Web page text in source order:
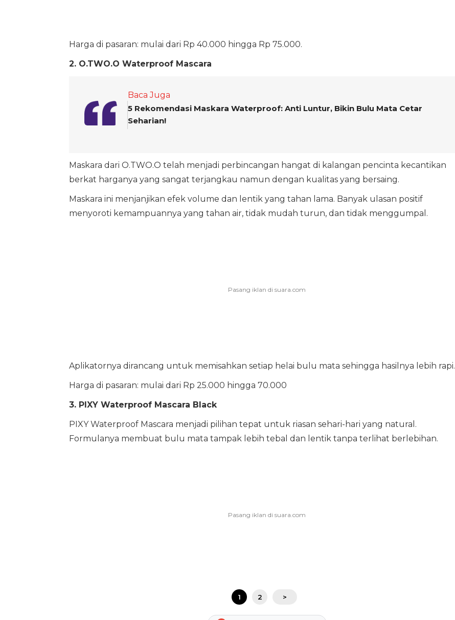
Harga di pasaran: mulai dari Rp 40.000 hingga Rp 75.000.
2. O.TWO.O Waterproof Mascara
Baca Juga
5 Rekomendasi Maskara Waterproof: Anti Luntur, Bikin Bulu Mata Cetar
Seharian!
Maskara dari O.TWO.O telah menjadi perbincangan hangat di kalangan pencinta kecantikan
berkat harganya yang sangat terjangkau namun dengan kualitas yang bersaing.
Maskara ini menjanjikan efek volume dan lentik yang tahan lama. Banyak ulasan positif
menyoroti kemampuannya yang tahan air, tidak mudah turun, dan tidak menggumpal.
Aplikatornya dirancang untuk memisahkan setiap helai bulu mata sehingga hasilnya lebih rapi.
Harga di pasaran: mulai dari Rp 25.000 hingga 70.000
3. PIXY Waterproof Mascara Black
PIXY Waterproof Mascara menjadi pilihan tepat untuk riasan sehari-hari yang natural.
Formulanya membuat bulu mata tampak lebih tebal dan lentik tanpa terlihat berlebihan.
1 2 >